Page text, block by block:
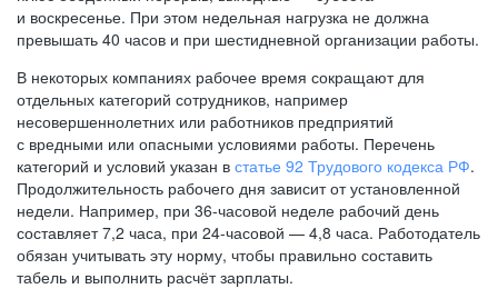
и воскресенье. При этом недельная нагрузка не должна
превышать 40 часов и при шестидневной организации работы.
В некоторых компаниях рабочее время сокращают для
отдельных категорий сотрудников, например
несовершеннолетних или работников предприятий
с вредными или опасными условиями работы. Перечень
категорий и условий указан в статье 92 Трудового кодекса РФ.
Продолжительность рабочего дня зависит от установленной
недели. Например, при 36-часовой неделе рабочий день
составляет 7,2 часа, при 24-часовой — 4,8 часа. Работодатель
обязан учитывать эту норму, чтобы правильно составить
табель и выполнить расчёт зарплаты.